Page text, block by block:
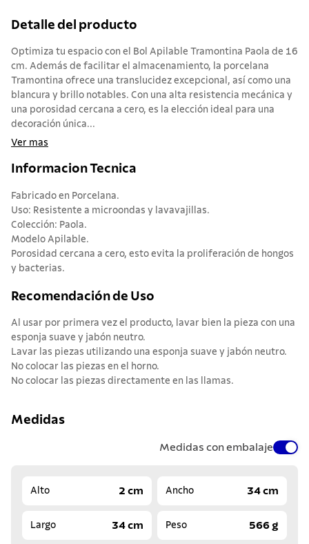
Detalle del producto
Optimiza tu espacio con el Bol Apilable Tramontina Paola de 16
cm. Además de facilitar el almacenamiento, la porcelana
Tramontina ofrece una translucidez excepcional, así como una
blancura y brillo notables. Con una alta resistencia mecánica y
una porosidad cercana a cero, es la elección ideal para una
decoración única...
Ver mas
Informacion Tecnica
Fabricado en Porcelana.
Uso: Resistente a microondas y lavavajillas.
Colección: Paola.
Modelo Apilable.
Porosidad cercana a cero, esto evita la proliferación de hongos
y bacterias.
Recomendación de Uso
Al usar por primera vez el producto, lavar bien la pieza con una
esponja suave y jabón neutro.
Lavar las piezas utilizando una esponja suave y jabón neutro.
No colocar las piezas en el horno.
No colocar las piezas directamente en las llamas.
Medidas
Medidas con embalaje
Alto 2 cm Ancho 34 cm
Largo 34 cm Peso 566 g